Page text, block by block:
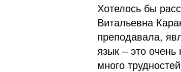
Хотелось бы
Витальевна
преподавала,
язык – это
много